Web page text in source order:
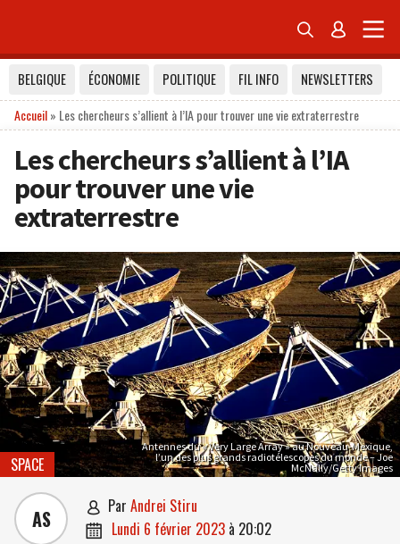
 
BELGIQUE ÉCONOMIE POLITIQUE FIL INFO
NEWSLETTERS
Accueil» Les chercheurs s’allient à l’IA pour trouver une vie extraterrestre
Les chercheurs s’allient à l’IA
pour trouver une vie
extraterrestre
Antennes du « Very Large Array » au Nouveau-Mexique,
l’un des plus grands radiotélescopes du monde – Joe
McNally/Getty Images
SPACE
AS  par Andrei Stiru
 lundi 6 février 2023 à 20:02